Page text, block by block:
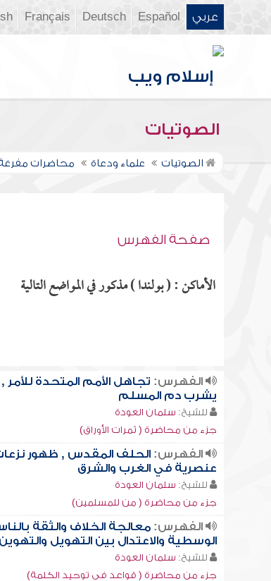
عربي Español
Deutsch
Français
الصوتيات
الصوتيات علماء ودعاة محاضرات
صفحة الفهرس
الأماكن : ( بولندا ) مذكور في المواضع التالية
الفهرس: تجاهل الأمم المتحدة للأمر
يشرب دم المسلم
للشيخ: سلمان العودة
جزء من محاضرة ( ثمرات الأوراق)
الفهرس:الحلف المقدس , ظهور
عنصرية في الغرب والشرق
للشيخ: سلمان العودة
جزء من محاضرة ( من للمسلمين)
الفهرس:معالجة الخلاف والثقة
الوسطية والاعتدال بين التهويل والتهوين
للشيخ: سلمان العودة
جزء من محاضرة ( قواعد في توحيد الكلمة)